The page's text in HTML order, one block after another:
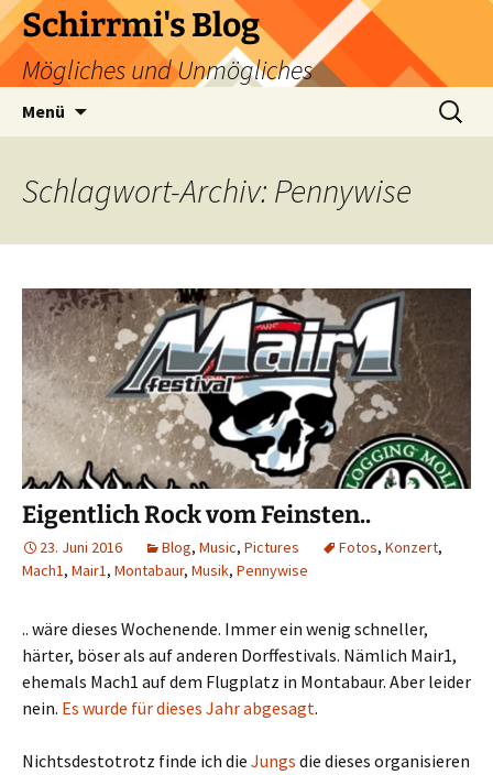
Zum
Inhalt
springen
Schirrmi's Blog
Mögliches und Unmögliches
Menü
Suchen
nach:
Schlagwort-Archiv: Pennywise
Eigentlich Rock vom Feinsten..
23. Juni 2016 Blog, Music, Pictures Fotos, Konzert,
Mach1, Mair1, Montabaur, Musik, Pennywise
.. wäre dieses Wochenende. Immer ein wenig schneller,
härter, böser als auf anderen Dorffestivals. Nämlich Mair1,
ehemals Mach1 auf dem Flugplatz in Montabaur. Aber leider
nein. Es wurde für dieses Jahr abgesagt.
Nichtsdestotrotz finde ich die Jungs die dieses organisieren